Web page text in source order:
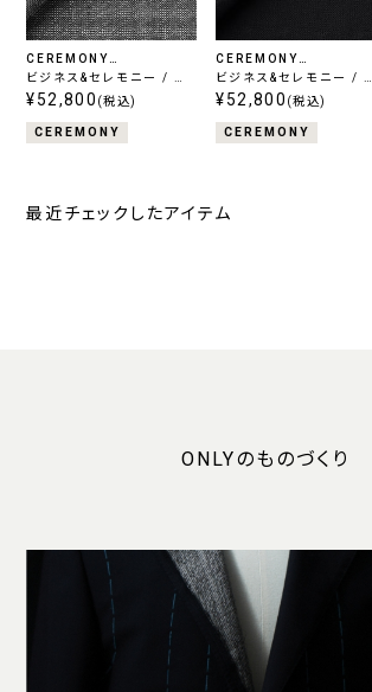
CEREMONY
COLLECTION
ビジネス&セレモニー / ウ
ールシルク
¥52,800 (税込)
CEREMONY
CEREMONY
COLLECTION
ビジネス&セレモニー / ウ
ールシルク
¥52,800 (税込)
CEREMONY
最近チェックしたアイテム
ONLYのものづくり